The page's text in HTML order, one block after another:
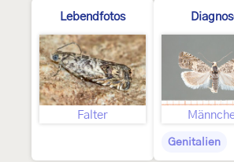
Lebendfotos
Falter
Genitalien